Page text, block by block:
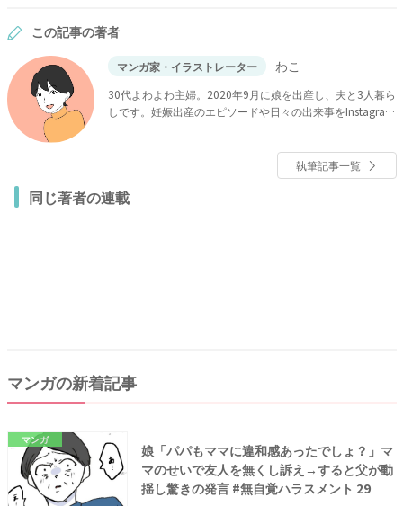
この記事の著者
マンガ家・イラストレーター わこ
30代よわよわ主婦。2020年9月に娘を出産し、夫と3人暮ら
しです。妊娠出産のエピソードや日々の出来事をInstagram
執筆記事一覧
同じ著者の連載
マンガの新着記事
マンガ
娘「パパもママに違和感あったでしょ？」マ
マのせいで友人を無くし訴え→すると父が動
揺し驚きの発言 #無自覚ハラスメント 29